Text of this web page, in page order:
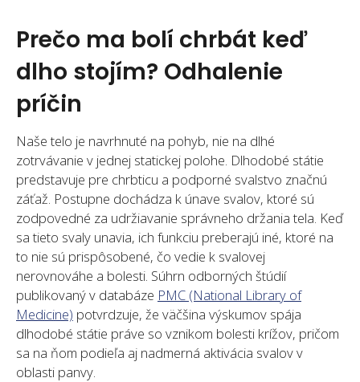
Prečo ma bolí chrbát keď
dlho stojím? Odhalenie
príčin
Naše telo je navrhnuté na pohyb, nie na dlhé
zotrvávanie v jednej statickej polohe. Dlhodobé státie
predstavuje pre chrbticu a podporné svalstvo značnú
záťaž. Postupne dochádza k únave svalov, ktoré sú
zodpovedné za udržiavanie správneho držania tela. Keď
sa tieto svaly unavia, ich funkciu preberajú iné, ktoré na
to nie sú prispôsobené, čo vedie k svalovej
nerovnováhe a bolesti. Súhrn odborných štúdií
publikovaný v databáze PMC (National Library of
Medicine) potvrdzuje, že väčšina výskumov spája
dlhodobé státie práve so vznikom bolesti krížov, pričom
sa na ňom podieľa aj nadmerná aktivácia svalov v
oblasti panvy.